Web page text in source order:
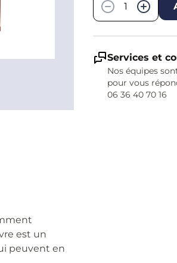
−
+
Services et
Nos équipes
pour vous
06 36 40 70 16
est un
peuvent en